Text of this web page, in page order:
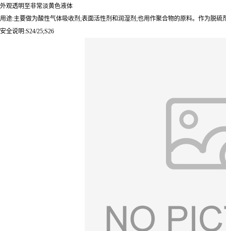
外观透明至非常淡黄色液体
用途:主要做为酸性气体吸收剂;表面活性剂和润湿剂;也用作聚合物的原料。作为脱
安全说明:S24/25;S26